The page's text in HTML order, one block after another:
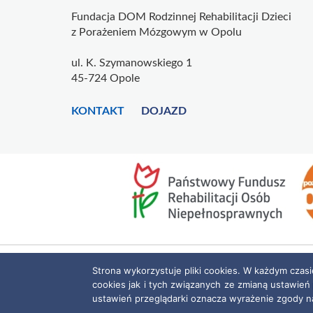
Fundacja DOM Rodzinnej Rehabilitacji Dzieci
z Porażeniem Mózgowym w Opolu
ul. K. Szymanowskiego 1
45-724 Opole
KONTAKT DOJAZD
Strona wykorzystuje pliki cookies. W każdym
cookies jak i tych związanych ze zmianą
ustawień przeglądarki oznacza wyrażenie zgody